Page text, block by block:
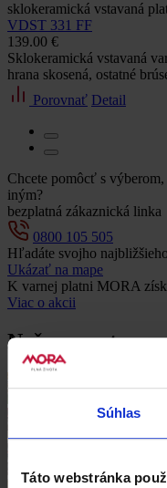
Súhlas
Táto webstránka
sklokeramická vstavaná
VDST 331 FF
139.00 €
Sklokeramická vstavaná
hrana skosená, ostatné
Porovnať Detail
Chcete pomôcť s
iným?
bezplatná zákaznická linka
0800 105 505
Hľadáte svojho
Ukázať na mape
K varnej platni MORA
Viac o akcii
Naše recepty
Šošovicová polievka
Domáca pizza na